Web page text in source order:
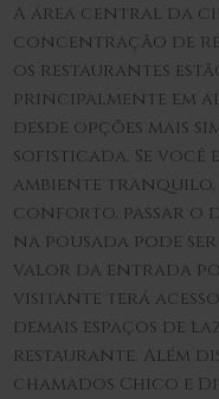
A área central da
concentração de
os restaurantes
principalmente em
desde opções mais
sofisticada. Se você
ambiente tranquilo,
conforto, passar o
na pousada pode
valor da entrada por
visitante terá
demais espaços de
restaurante. Além
chamados Chico e